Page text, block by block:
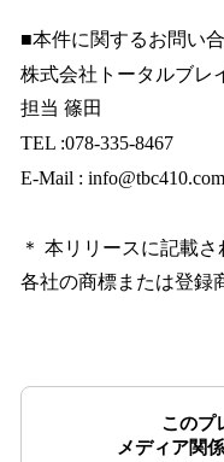
■本件に関するお問い
株式会社トータルブレ
担当 篠田
TEL :078-335-8467
E-Mail : info@tbc410.com
＊ 本リリースに記載
各社の商標または登録
このプ
メディア関